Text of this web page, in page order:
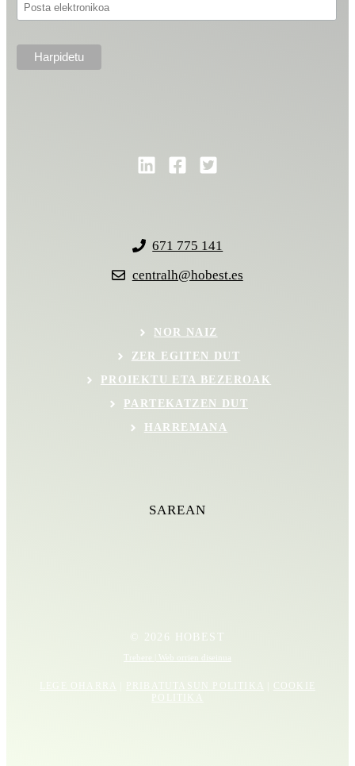
SAREAN
671 775 141
centralh@hobest.es
NOR NAIZ
ZER EGITEN DUT
PROIEKTU ETA BEZEROAK
PARTEKATZEN DUT
HARREMANA
© 2026 HOBEST
Trebere | Web orrien diseinua
LEGE OHARRA PRIBATUTASUN POLITIKA
COOKIE
POLITIKA